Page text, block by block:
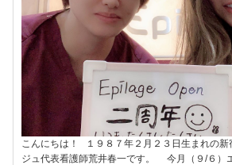
こんにちは！ １９８７年２月２３日生まれの新
ジュ代表看護師荒井春一です。 今月（９/６）